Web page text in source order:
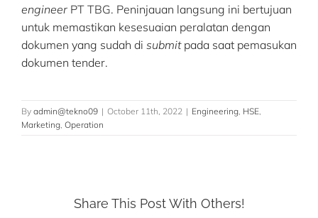
engineerPT TBG. Peninjauan langsung ini bertujuan
untuk memastikan kesesuaian peralatan dengan
dokumen yang sudah di submitpada saat pemasukan
dokumen tender.
By admin@tekno09 | October 11th, 2022 | Engineering, HSE,
Marketing, Operation
Share This Post With Others!